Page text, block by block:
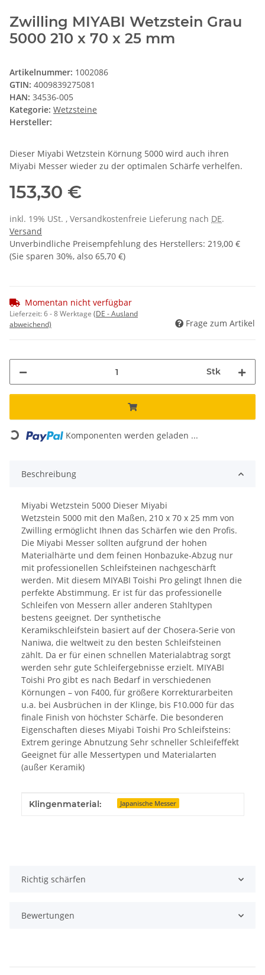
Zwilling MIYABI Wetzstein Grau
5000 210 x 70 x 25 mm
Artikelnummer: 1002086
GTIN: 4009839275081
HAN: 34536-005
Kategorie: Wetzsteine
Hersteller:
Dieser Miyabi Wetzstein Körnung 5000 wird auch ihren
Miyabi Messer wieder zu der optimalen Schärfe verhelfen.
153,30 €
inkl. 19% USt. , Versandkostenfreie Lieferung nach DE.
Versand
Unverbindliche Preisempfehlung des Herstellers: 219,00 €
(Sie sparen 30%, also 65,70 €)
Momentan nicht verfügbar
Lieferzeit:6 - 8 Werktage (DE - Ausland
abweichend)
Frage zum Artikel
Stk
Loading... Komponenten werden geladen ...
Beschreibung
Miyabi Wetzstein 5000 Dieser Miyabi
Wetzstein 5000 mit den Maßen, 210 x 70 x 25 mm von
Zwilling ermöglicht Ihnen das Schärfen wie den Profis.
Die Miyabi Messer sollten aufgrund der hohen
Materialhärte und dem feinen Honbazuke-Abzug nur
mit professionellen Schleifsteinen nachgeschärft
werden. Mit diesem MIYABI Toishi Pro gelingt Ihnen die
perfekte Abstimmung. Er ist für das professionelle
Schleifen von Messern aller anderen Stahltypen
bestens geeignet. Der synthetische
Keramikschleifstein basiert auf der Chosera-Serie von
Naniwa, die weltweit zu den besten Schleifsteinen
zählt. Da er für einen schnellen Materialabtrag sorgt
werden sehr gute Schleifergebnisse erzielt. MIYABI
Toishi Pro gibt es nach Bedarf in verschiedenen
Körnungen – von F400, für größere Korrekturarbeiten
u.a. bei Ausbrüchen in der Klinge, bis F10.000 für das
finale Finish von höchster Schärfe. Die besonderen
Eigenschaften dieses Miyabi Toishi Pro Schleifsteins:
Extrem geringe Abnutzung Sehr schneller Schleifeffekt
Geeignet für alle Messertypen und Materialarten
(außer Keramik)
Produkteigenschaft
Wert
Klingenmaterial: Japanische Messer
Richtig schärfen
Bewertungen